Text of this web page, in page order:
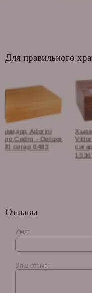
Для правильного
Хьюмидор Adorini
Vittoria M Deluxe на 75
сигар, коричневый
Отзывы
Имя:
Ваш отзыв: